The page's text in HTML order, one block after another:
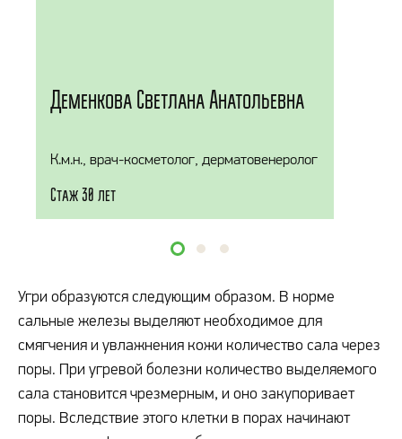
Деменкова Светлана Анатольевна
К.м.н., врач-косметолог, дерматовенеролог
Стаж 30 лет
Угри образуются следующим образом. В норме
сальные железы выделяют необходимое для
смягчения и увлажнения кожи количество сала через
поры. При угревой болезни количество выделяемого
сала становится чрезмерным, и оно закупоривает
поры. Вследствие этого клетки в порах начинают